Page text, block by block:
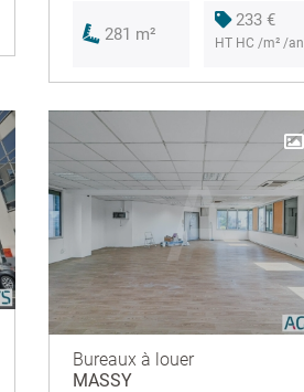
281 m²
233 €
HT HC /m² /an
Bureaux à louer
MASSY